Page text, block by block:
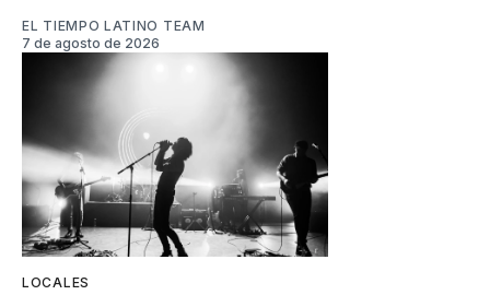
EL TIEMPO LATINO TEAM
7 de agosto de 2026
LOCALES